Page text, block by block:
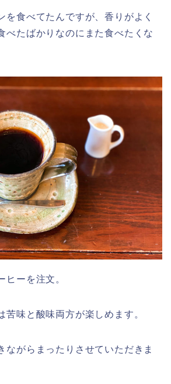
を食べてたんですが、香りがよく
べたばかりなのにまた食べたくな
ヒーを注文。
苦味と酸味両方が楽しめます。
ながらまったりさせていただきま